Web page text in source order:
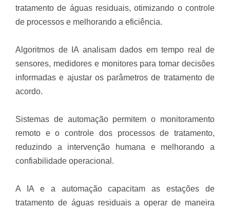
tratamento de águas residuais, otimizando o controle
de processos e melhorando a eficiência.
Algoritmos de IA analisam dados em tempo real de
sensores, medidores e monitores para tomar decisões
informadas e ajustar os parâmetros de tratamento de
acordo.
Sistemas de automação permitem o monitoramento
remoto e o controle dos processos de tratamento,
reduzindo a intervenção humana e melhorando a
confiabilidade operacional.
A IA e a automação capacitam as estações de
tratamento de águas residuais a operar de maneira